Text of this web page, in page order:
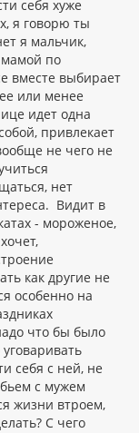
себя хуже
я говорю ты
я мальчик,
мамой по
вместе выбирает
или менее
идет одна
привлекает
не чего не
нет
Видит в
- мороженое,
как другие не
особенно на
что бы было
себя с ней, не
с мужем
жизни втроем,
С чего